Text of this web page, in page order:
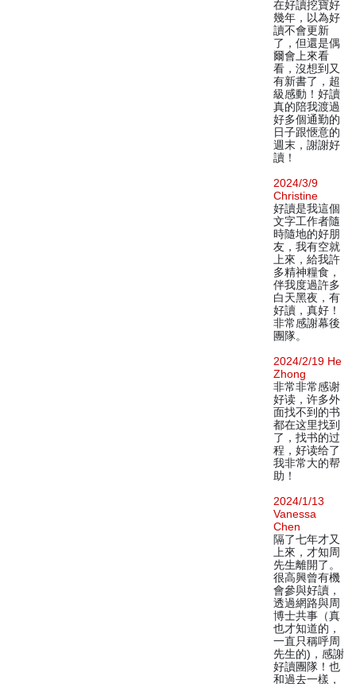
在好讀挖寶好
幾年，以為好
讀不會更新
了，但還是偶
爾會上來看
看，沒想到又
有新書了，超
級感動！好讀
真的陪我渡過
好多個通勤的
日子跟愜意的
週末，謝謝好
讀！
2024/3/9
Christine
好讀是我這個
文字工作者隨
時隨地的好朋
友，我有空就
上來，給我許
多精神糧食，
伴我度過許多
白天黑夜，有
好讀，真好！
非常感謝幕後
團隊。
2024/2/19 He
Zhong
非常非常感谢
好读，许多外
面找不到的书
都在这里找到
了，找书的过
程，好读给了
我非常大的帮
助！
2024/1/13
Vanessa
Chen
隔了七年才又
上來，才知周
先生離開了。
很高興曾有機
會參與好讀，
透過網路與周
博士共事（真
也才知道的，
一直只稱呼周
先生的)，感謝
好讀團隊！也
和過去一樣，